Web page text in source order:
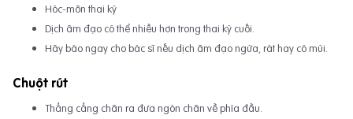
Hóc-môn thai kỳ
Dịch âm đạo có thể nhiều hơn trong thai kỳ cuối.
Hãy báo ngay cho bác sĩ nếu dịch âm đạo ngứa, rát hay có mùi.
Chuột rút
Thẳng cẳng chân ra đưa ngón chân về phía đầu.